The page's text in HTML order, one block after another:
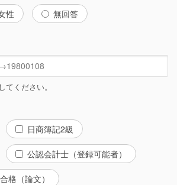
性 無回答
ください。
日商簿記2級
公認会計士（登録可能者）
格（論文）